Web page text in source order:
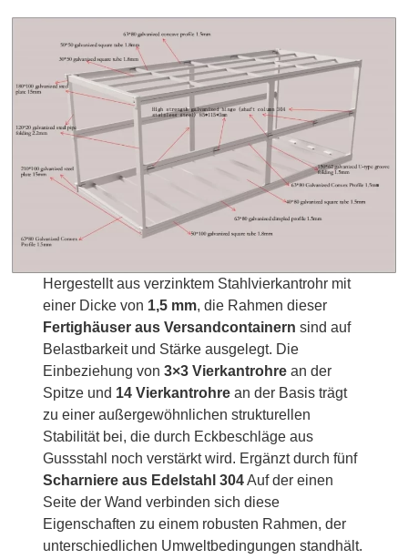
Hergestellt aus verzinktem Stahlvierkantrohr mit
einer Dicke von 1,5 mm, die Rahmen dieser
Fertighäuser aus Versandcontainern sind auf
Belastbarkeit und Stärke ausgelegt. Die
Einbeziehung von3×3 Vierkantrohre an der
Spitze und 14 Vierkantrohre an der Basis trägt
zu einer außergewöhnlichen strukturellen
Stabilität bei, die durch Eckbeschläge aus
Gussstahl noch verstärkt wird. Ergänzt durch fünf
Scharniere aus Edelstahl 304Auf der einen
Seite der Wand verbinden sich diese
Eigenschaften zu einem robusten Rahmen, der
unterschiedlichen Umweltbedingungen standhält.